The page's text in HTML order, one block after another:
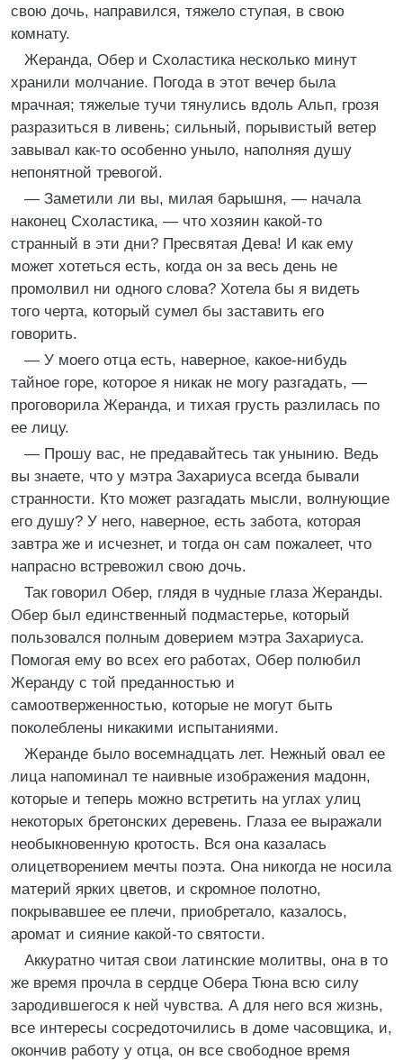
свою дочь, направился, тяжело ступая, в свою
комнату.
Жеранда, Обер и Схоластика несколько минут
хранили молчание. Погода в этот вечер была
мрачная; тяжелые тучи тянулись вдоль Альп, грозя
разразиться в ливень; сильный, порывистый ветер
завывал как-то особенно уныло, наполняя душу
непонятной тревогой.
— Заметили ли вы, милая барышня, — начала
наконец Схоластика, — что хозяин какой-то
странный в эти дни? Пресвятая Дева! И как ему
может хотеться есть, когда он за весь день не
промолвил ни одного слова? Хотела бы я видеть
того черта, который сумел бы заставить его
говорить.
— У моего отца есть, наверное, какое-нибудь
тайное горе, которое я никак не могу разгадать, —
проговорила Жеранда, и тихая грусть разлилась по
ее лицу.
— Прошу вас, не предавайтесь так унынию. Ведь
вы знаете, что у мэтра Захариуса всегда бывали
странности. Кто может разгадать мысли, волнующие
его душу? У него, наверное, есть забота, которая
завтра же и исчезнет, и тогда он сам пожалеет, что
напрасно встревожил свою дочь.
Так говорил Обер, глядя в чудные глаза Жеранды.
Обер был единственный подмастерье, который
пользовался полным доверием мэтра Захариуса.
Помогая ему во всех его работах, Обер полюбил
Жеранду с той преданностью и
самоотверженностью, которые не могут быть
поколеблены никакими испытаниями.
Жеранде было восемнадцать лет. Нежный овал ее
лица напоминал те наивные изображения мадонн,
которые и теперь можно встретить на углах улиц
некоторых бретонских деревень. Глаза ее выражали
необыкновенную кротость. Вся она казалась
олицетворением мечты поэта. Она никогда не носила
материй ярких цветов, и скромное полотно,
покрывавшее ее плечи, приобретало, казалось,
аромат и сияние какой-то святости.
Аккуратно читая свои латинские молитвы, она в то
же время прочла в сердце Обера Тюна всю силу
зародившегося к ней чувства. А для него вся жизнь,
все интересы сосредоточились в доме часовщика, и,
окончив работу у отца, он все свободное время